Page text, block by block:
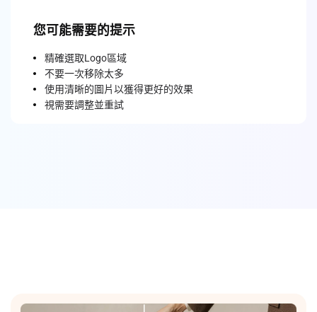
您可能需要的提示
精確選取Logo區域
不要一次移除太多
使用清晰的圖片以獲得更好的效果
視需要調整並重試